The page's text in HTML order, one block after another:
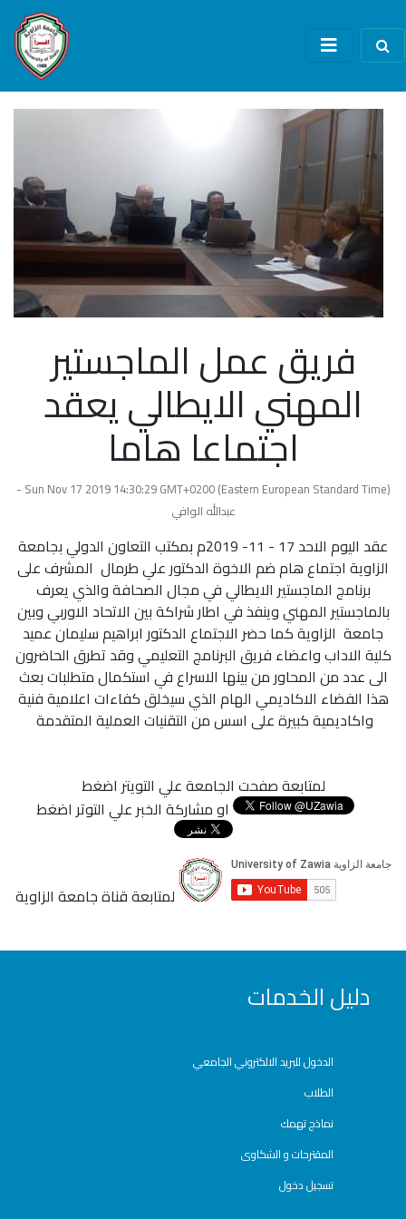
فريق عمل الماجستير
المهني الايطالي يعقد
اجتماعا هاما
Sun Nov 17 2019 14:30:29 GMT+0200 (Eastern European Standard Time) -
عبدالله الوافي
عقد اليوم الاحد 17 - 11- 2019م بمكتب التعاون الدولي بجامعة
الزاوية اجتماع هام ضم الاخوة الدكتور علي طرمال المشرف على
برنامج الماجستير الايطالي في مجال الصحافة والذي يعرف
بالماجستير المهني وينفذ في اطار شراكة بين الاتحاد الاوربي وبين
جامعة الزاوية كما حضر الاجتماع الدكتور ابراهيم سليمان عميد
كلية الاداب واعضاء فريق البرنامج التعليمي وقد تطرق الحاضرون
الى عدد من المحاور من بينها الاسراع في استكمال متطلبات بعث
هذا الفضاء الاكاديمي الهام الذي سيخلق كفاءات اعلامية فنية
واكاديمية كبيرة على اسس من التقنيات العملية المتقدمة
لمتابعة صفحت الجامعة علي التويتر اضغط
او مشاركة الخبر علي التوتر اضغط
لمتابعة قناة جامعة الزاوية
دليل الخدمات
الدخول للبريد الالكتروني الجامعي
الطلاب
نماذج تهمك
المقترحات و الشكاوى
تسجيل دخول